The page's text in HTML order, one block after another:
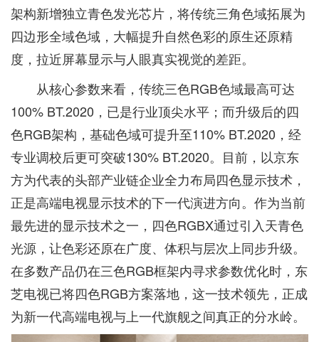
架构新增独立青色发光芯片，将传统三角色域拓展为
四边形全域色域，大幅提升自然色彩的原生还原精
度，拉近屏幕显示与人眼真实视觉的差距。
从核心参数来看，传统三色RGB色域最高可达
100% BT.2020，已是行业顶尖水平；而升级后的四
色RGB架构，基础色域可提升至110% BT.2020，经
专业调校后更可突破130% BT.2020。目前，以京东
方为代表的头部产业链企业全力布局四色显示技术，
正是高端电视显示技术的下一代演进方向。作为当前
最先进的显示技术之一，四色RGBX通过引入天青色
光源，让色彩还原在广度、体积与层次上同步升级。
在多数产品仍在三色RGB框架内寻求参数优化时，东
芝电视已将四色RGB方案落地，这一技术领先，正成
为新一代高端电视与上一代旗舰之间真正的分水岭。